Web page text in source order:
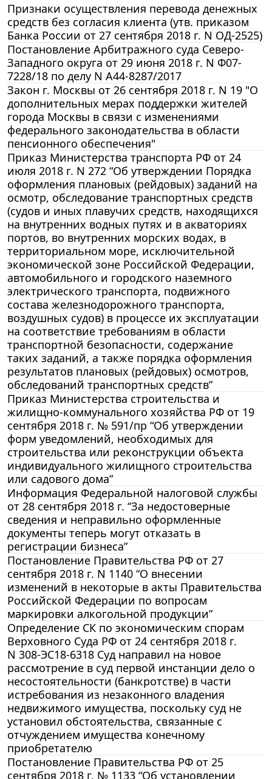
Признаки осуществления перевода денежных
средств без согласия клиента (утв. приказом
Банка России от 27 сентября 2018 г. N ОД-2525)
Постановление Арбитражного суда Северо-
Западного округа от 29 июня 2018 г. N Ф07-
7228/18 по делу N А44-8287/2017
Закон г. Москвы от 26 сентября 2018 г. N 19 "О
дополнительных мерах поддержки жителей
города Москвы в связи с изменениями
федерального законодательства в области
пенсионного обеспечения"
Приказ Министерства транспорта РФ от 24
июля 2018 г. N 272 “Об утверждении Порядка
оформления плановых (рейдовых) заданий на
осмотр, обследование транспортных средств
(судов и иных плавучих средств, находящихся
на внутренних водных путях и в акваториях
портов, во внутренних морских водах, в
территориальном море, исключительной
экономической зоне Российской Федерации,
автомобильного и городского наземного
электрического транспорта, подвижного
состава железнодорожного транспорта,
воздушных судов) в процессе их эксплуатации
на соответствие требованиям в области
транспортной безопасности, содержание
таких заданий, а также порядка оформления
результатов плановых (рейдовых) осмотров,
обследований транспортных средств”
Приказ Министерства строительства и
жилищно-коммунального хозяйства РФ от 19
сентября 2018 г. № 591/пр “Об утверждении
форм уведомлений, необходимых для
строительства или реконструкции объекта
индивидуального жилищного строительства
или садового дома”
Информация Федеральной налоговой службы
от 28 сентября 2018 г. “За недостоверные
сведения и неправильно оформленные
документы теперь могут отказать в
регистрации бизнеса”
Постановление Правительства РФ от 27
сентября 2018 г. N 1140 “О внесении
изменений в некоторые в акты Правительства
Российской Федерации по вопросам
маркировки алкогольной продукции”
Определение СК по экономическим спорам
Верховного Суда РФ от 24 сентября 2018 г.
N 308-ЭС18-6318 Суд направил на новое
рассмотрение в суд первой инстанции дело о
несостоятельности (банкротстве) в части
истребования из незаконного владения
недвижимого имущества, поскольку суд не
установил обстоятельства, связанные с
отчуждением имущества конечному
приобретателю
Постановление Правительства РФ от 25
сентября 2018 г. № 1133 “Об установлении